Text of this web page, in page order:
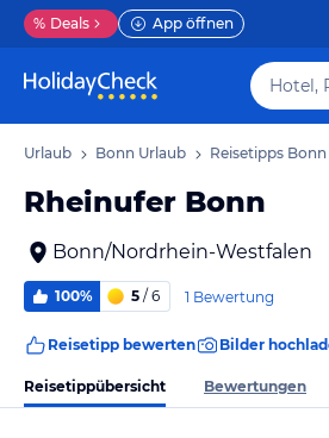
% Deals App öffnen
Urlaub Bonn Urlaub Reisetipps Bonn
Rheinufer Bonn
Bonn/Nordrhein-Westfalen
100% 5 / 6 1 Bewertung
Reisetipp bewerten Bilder
Reisetippübersicht Bewertungen